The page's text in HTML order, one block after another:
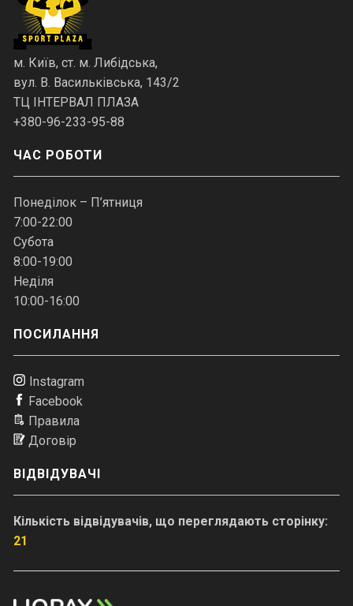
м. Київ, ст. м. Либідська,
вул. В. Васильківська, 143/2
ТЦ ІНТЕРВАЛ ПЛАЗА
+380-96-233-95-88
ЧАС РОБОТИ
Понеділок – П’ятниця
7:00-22:00
Субота
8:00-19:00
Неділя
10:00-16:00
ПОСИЛАННЯ
Instagram
Facebook
Правила
Договір
ВІДВІДУВАЧІ
Кількість відвідувачів, що переглядають сторінку:
21